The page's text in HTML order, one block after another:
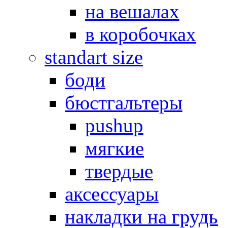
на вешалах
в коробочках
standart size
боди
бюстгальтеры
pushup
мягкие
твердые
аксессуары
накладки на грудь